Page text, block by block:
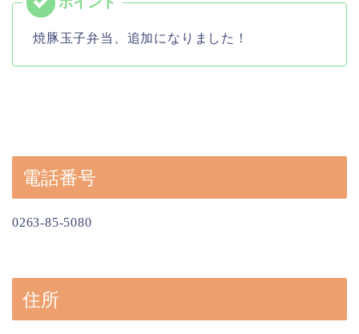
焼豚玉子弁当、追加になりました！
電話番号
0263-85-5080
住所